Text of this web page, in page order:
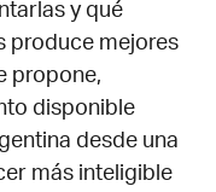
y qué
produce mejores
propone,
disponible
desde una
más inteligible